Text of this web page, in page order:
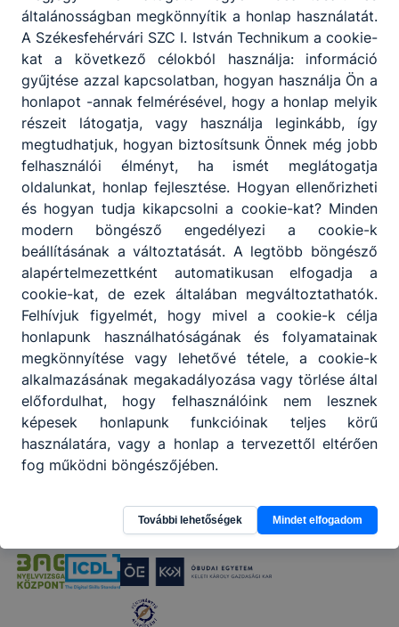
Változatos testnevelésórák az I.
Istvánban
Iskolánk számára fontos, hogy
diákjainkat egészséges életmódra
nevelje, ezért testnevelő oktatóink
segítségével a Cutler Gym
edzőteremben tartott órák mellé
bekerültek a 10. évfolyam és a nyelvi
előkészítő évfolyam számára olyan
programok, mint túrázás a Velencei-
hegységben és a Vértesben,
kerékpártúra a Velencei-tó körül.
2025. dec. 14.
Partnereink
általánosságban megkönnyítik a honlap használatát.
A Székesfehérvári SZC I. István Technikum a cookie-
kat a következő célokból használja: információ
gyűjtése azzal kapcsolatban, hogyan használja Ön a
honlapot -annak felmérésével, hogy a honlap melyik
részeit látogatja, vagy használja leginkább, így
megtudhatjuk, hogyan biztosítsunk Önnek még jobb
felhasználói élményt, ha ismét meglátogatja
oldalunkat, honlap fejlesztése. Hogyan ellenőrizheti
és hogyan tudja kikapcsolni a cookie-kat? Minden
modern böngésző engedélyezi a cookie-k
beállításának a változtatását. A legtöbb böngésző
alapértelmezettként automatikusan elfogadja a
cookie-kat, de ezek általában megváltoztathatók.
Felhívjuk figyelmét, hogy mivel a cookie-k célja
honlapunk használhatóságának és folyamatainak
megkönnyítése vagy lehetővé tétele, a cookie-k
alkalmazásának megakadályozása vagy törlése által
előfordulhat, hogy felhasználóink nem lesznek
képesek honlapunk funkcióinak teljes körű
használatára, vagy a honlap a tervezettől eltérően
fog működni böngészőjében.
További lehetőségek Mindet elfogadom